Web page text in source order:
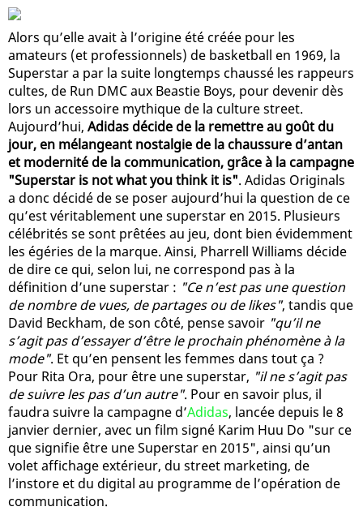
Alors qu’elle avait à l’origine été créée pour les
amateurs (et professionnels) de basketball en 1969, la
Superstar a par la suite longtemps chaussé les rappeurs
cultes, de Run DMC aux Beastie Boys, pour devenir dès
lors un accessoire mythique de la culture street.
Aujourd’hui, Adidas décide de la remettre au goût du
jour, en mélangeant nostalgie de la chaussure d’antan
et modernité de la communication, grâce à la campagne
"Superstar is not what you think it is". Adidas Originals
a donc décidé de se poser aujourd’hui la question de ce
qu’est véritablement une superstar en 2015. Plusieurs
célébrités se sont prêtées au jeu, dont bien évidemment
les égéries de la marque. Ainsi, Pharrell Williams décide
de dire ce qui, selon lui, ne correspond pas à la
définition d’une superstar : "Ce n’est pas une question
de nombre de vues, de partages ou de likes", tandis que
David Beckham, de son côté, pense savoir "qu’il ne
s’agit pas d’essayer d’être le prochain phénomène à la
mode". Et qu’en pensent les femmes dans tout ça ?
Pour Rita Ora, pour être une superstar, "il ne s’agit pas
de suivre les pas d’un autre". Pour en savoir plus, il
faudra suivre la campagne d’Adidas, lancée depuis le 8
janvier dernier, avec un film signé Karim Huu Do "sur ce
que signifie être une Superstar en 2015", ainsi qu’un
volet affichage extérieur, du street marketing, de
l’instore et du digital au programme de l’opération de
communication.